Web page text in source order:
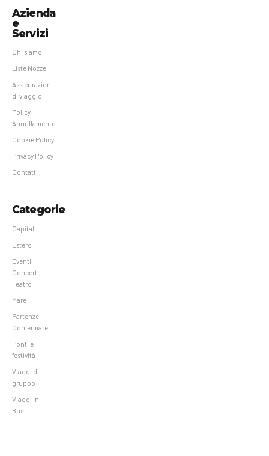
Azienda
e
Servizi
Chi siamo
Liste Nozze
Assicurazioni
di viaggio
Policy
Annullamento
Cookie Policy
Privacy Policy
Contatti
Categorie
Capitali
Estero
Eventi,
Concerti,
Teatro
Mare
Partenze
Confermate
Ponti e
festività
Viaggi di
gruppo
Viaggi in
Bus